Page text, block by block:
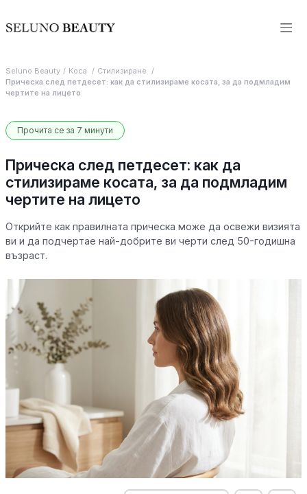
Seluno Beauty Коса
Стилизиране
Прическа след петдесет: как да стилизираме косата, за да подмладим
чертите на лицето
Прочита се за 7 минути
Прическа след петдесет: как да
стилизираме косата, за да подмладим
чертите на лицето
Открийте как правилната прическа може да освежи визията
ви и да подчертае най-добрите ви черти след 50-годишна
възраст.